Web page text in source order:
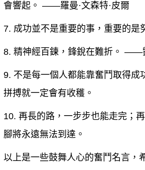
會響起。 ——羅曼·文森特·皮爾
7. 成功並不是重要的事，重要的
8. 精神經百鍊，鋒銳在難折。 ——
9. 不是每一個人都能靠奮鬥取得成
拼搏就一定會有收穫。
10. 再長的路，一步步也能走完；
腳將永遠無法到達。
以上是一些鼓舞人心的奮鬥名言，